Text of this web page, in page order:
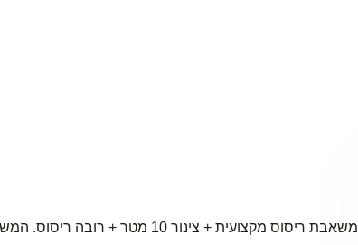
משאבת ריסוס מקצועית + צינור